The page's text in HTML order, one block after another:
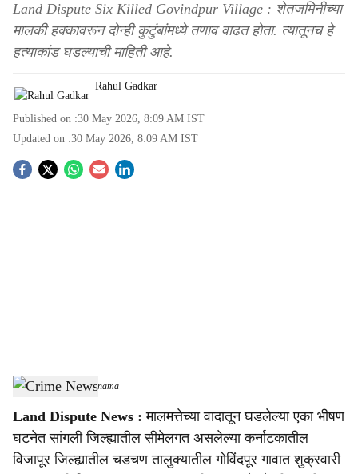
Land Dispute Six Killed Govindpur Village : शेतजमिनीच्या
मालकी हक्कावरून दोन्ही कुटुंबांमध्ये तणाव वाढत होता. त्यातूनच हे
हत्याकांड घडल्याची माहिती आहे.
Rahul Gadkar
Published on :30 May 2026, 8:09 AM IST
Updated on :30 May 2026, 8:09 AM IST
S
a
r
Crime News-Sarkarnama
Land Dispute News : मालमत्तेच्या वादातून घडलेल्या एका भीषण
घटनेत सांगली जिल्ह्यातील सीमेलगत असलेल्या कर्नाटकातील
विजापूर जिल्ह्यातील चडचण तालुक्यातील गोविंदपूर गावात शुक्रवारी